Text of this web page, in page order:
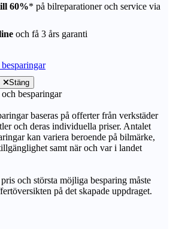
60%* på bilreparationer och service via
och få 3 års garanti
Stäng
besparingar
baseras på offerter från verkstäder
och deras individuella priser. Antalet
kan variera beroende på bilmärke,
samt när och var i landet
och största möjliga besparing måste
på det skapade uppdraget.